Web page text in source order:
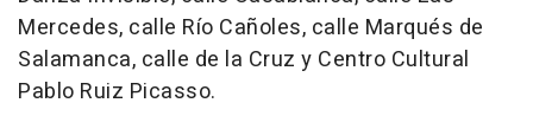
Mercedes, calle Río Cañoles, calle Marqués de
Salamanca, calle de la Cruz y Centro Cultural
Pablo Ruiz Picasso.